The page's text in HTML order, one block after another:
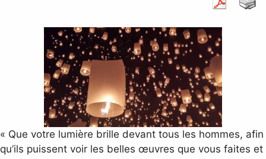
« Que votre lumière brille devant tous les hommes, afin
qu’ils puissent voir les belles œuvres que vous faites et